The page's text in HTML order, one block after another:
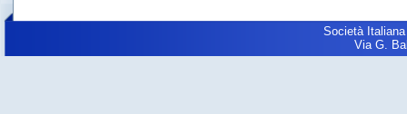
Società
Via G.